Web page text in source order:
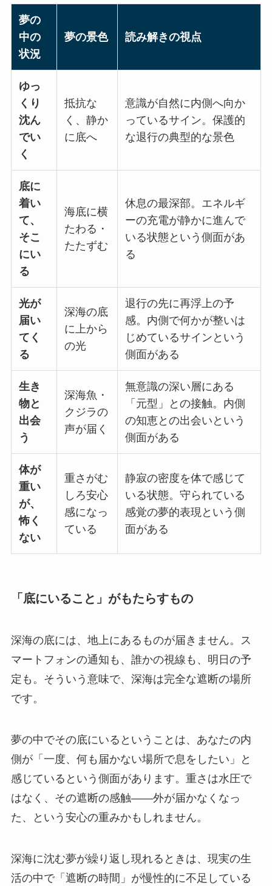
夢の
中の
状況
夢の景色 読み解きの視点
ゆっ
くり
沈ん
でい
く
抵抗な
く、静か
に底へ
意識が自然に内側へ向か
っているサイン。保護的
な退行の典型的な景色
底に
着い
て、
そこ
にい
る
海底に横
たわる・
たたずむ
休息の最深部。エネルギ
ーの充電が静かに進んで
いる状態という側面があ
る
光が
届い
てく
る
深海の底
に上から
の光
退行の先に再浮上の予
感。内側で何かが整いは
じめているサインという
側面がある
生き
物と
出会
う
深海魚・
クジラの
声が届く
無意識の深い層にある
「元型」との接触。内側
の知恵との出会いという
側面がある
体が
重い
が、
怖く
ない
重さがむ
しろ安心
感になっ
ている
静寂の密度を体で感じて
いる状態。守られている
感覚の夢的表現という側
面がある
「底にいること」がもたらすもの
深海の底には、地上にあるものが届きません。ス
マートフォンの通知も、誰かの視線も、明日の予
定も。そういう意味で、深海は完全な遮断の場所
です。
夢の中でその底にいるということは、あなたの内
側が「一度、何も届かない場所で息をしたい」と
感じているという側面があります。重さは水圧で
はなく、その遮断の感触——外が届かなくなっ
た、という安心の重みかもしれません。
深海に沈む夢が繰り返し現れるときは、現実の生
活の中で「遮断の時間」が慢性的に不足している